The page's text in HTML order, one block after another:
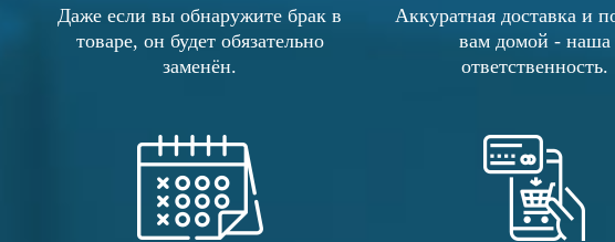
Даже если вы обнаружите брак в
товаре, он будет обязательно
заменён.
Аккуратная доставка и
вам домой - наша
ответственность.